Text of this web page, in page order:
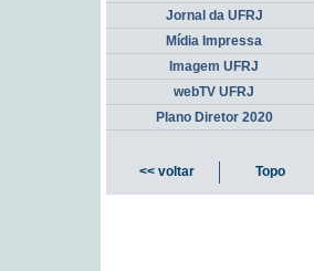
Jornal da UFRJ
Mídia Impressa
Imagem UFRJ
webTV UFRJ
Plano Diretor 2020
<< voltar Topo